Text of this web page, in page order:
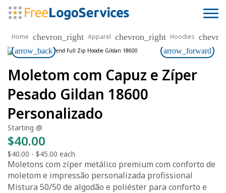
Home chevron_right Apparel chevron_right Hoodies
arrow_back arrow_forward
Moletom com Capuz e Zíper
Pesado Gildan 18600
Personalizado
Starting @
$40.00
$40.00 - $45.00 each
Moletons com zíper metálico premium com conforto de
moletom e impressão personalizada profissional
Mistura 50/50 de algodão e poliéster para conforto e